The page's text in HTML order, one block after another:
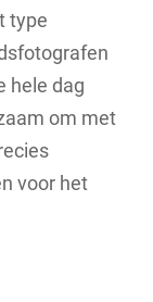
type
hele dag
om met
voor het